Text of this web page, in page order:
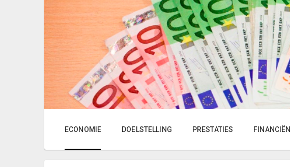
ECONOMIE DOELSTELLING PRESTATIES FINANCIËN